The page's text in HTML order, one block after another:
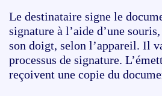
Le destinataire signe le
signature à l’aide d’une
son doigt, selon l’appareil. Il
processus de signature.
reçoivent une copie du